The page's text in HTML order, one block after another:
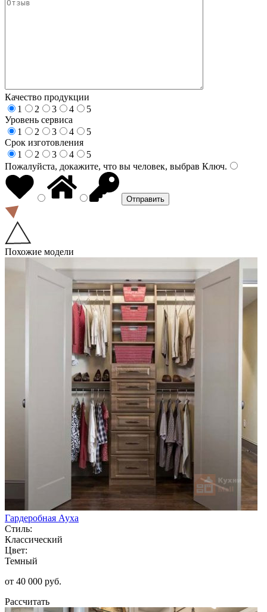
Качество продукции
1
2 3 4
5
Уровень сервиса
1
2 3 4
5
Срок изготовления
1
2 3 4
5
Пожалуйста, докажите, что вы человек, выбрав Ключ.
Похожие модели
Гардеробная Ауха
Стиль:
Классический
Цвет:
Темный
от 40 000 руб.
Рассчитать